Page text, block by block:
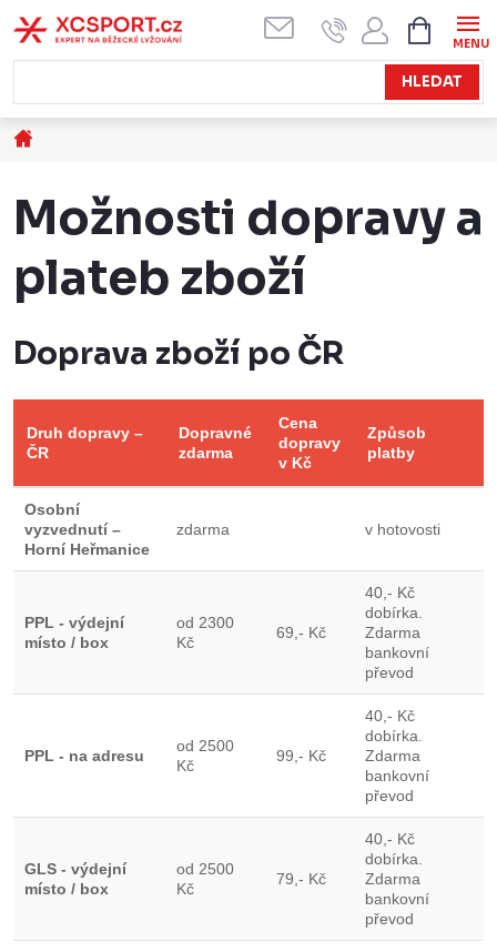
na
obsah
HLEDAT
KOŠÍK
Možnosti dopravy a
plateb zboží
Doprava zboží po ČR
Druh dopravy –
ČR
Dopravné
zdarma
Cena
dopravy
v Kč
Způsob
platby
Osobní
vyzvednutí –
Horní Heřmanice
zdarma v hotovosti
PPL - výdejní
místo / box
od 2300
Kč
69,- Kč
40,- Kč
dobírka.
Zdarma
bankovní
převod
PPL - na adresu
od 2500
Kč
99,- Kč
40,- Kč
dobírka.
Zdarma
bankovní
převod
GLS - výdejní
místo / box
od 2500
Kč
79,- Kč
40,- Kč
dobírka.
Zdarma
bankovní
převod